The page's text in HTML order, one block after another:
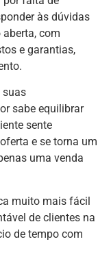
às dúvidas
com
e garantias,
suas
sabe equilibrar
sente
e se torna um
uma venda
muito mais fácil
de clientes na
de tempo com